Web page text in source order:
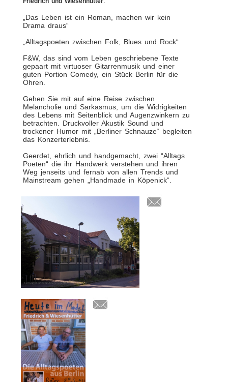
„Das Leben ist ein Roman, machen wir kein
Drama draus“
„Alltagspoeten zwischen Folk, Blues und Rock“
F&W, das sind vom Leben geschriebene Texte
gepaart mit virtuoser Gitarrenmusik und einer
guten Portion Comedy, ein Stück Berlin für die
Ohren.
Gehen Sie mit auf eine Reise zwischen
Melancholie und Sarkasmus, um die Widrigkeiten
des Lebens mit Seitenblick und Augenzwinkern zu
betrachten. Druckvoller Akustik Sound und
trockener Humor mit „Berliner Schnauze“ begleiten
das Konzerterlebnis.
Geerdet, ehrlich und handgemacht, zwei “Alltags
Poeten“ die ihr Handwerk verstehen und ihren
Weg jenseits und fernab von allen Trends und
Mainstream gehen „Handmade in Köpenick“.